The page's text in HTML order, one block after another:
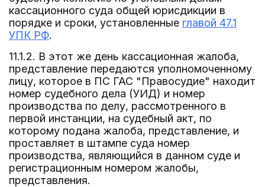
кассационного суда общей юрисдикции в
порядке и сроки, установленные главой 47.1
УПК РФ.
11.1.2. В этот же день кассационная жалоба,
представление передаются уполномоченному
лицу, которое в ПС ГАС "Правосудие" находит
номер судебного дела (УИД) и номер
производства по делу, рассмотренного в
первой инстанции, на судебный акт, по
которому подана жалоба, представление, и
проставляет в штампе суда номер
производства, являющийся в данном суде и
регистрационным номером жалобы,
представления.